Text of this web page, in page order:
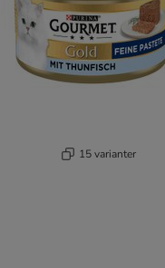
15 varianter